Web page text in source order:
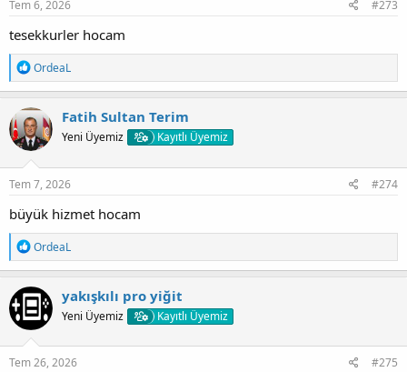
:
Tem 6, 2026 #273
tesekkurler hocam
T
e
p
k
i
l
e
r
:
OrdeaL
Fatih Sultan Terim
Yeni Üyemiz Kayıtlı Üyemiz
Tem 7, 2026 #274
büyük hizmet hocam
T
e
p
k
i
l
e
r
:
OrdeaL
yakışkılı pro yiğit
Yeni Üyemiz Kayıtlı Üyemiz
Tem 26, 2026 #275